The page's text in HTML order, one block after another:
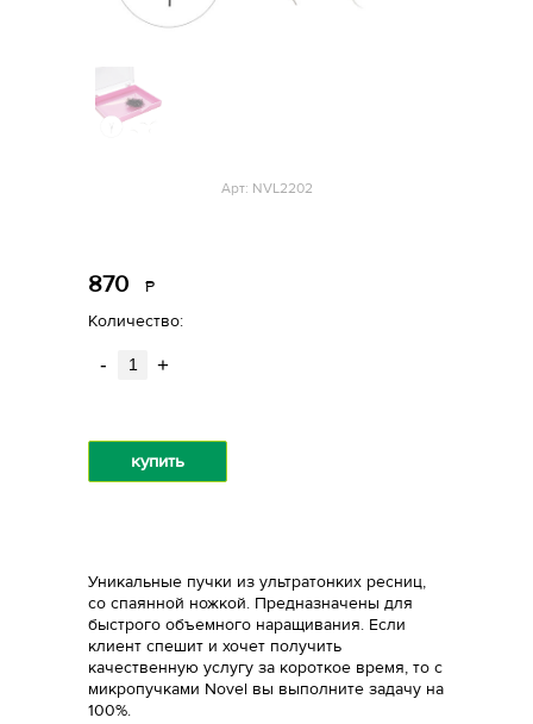
Арт: NVL2202
870 Р
Количество:
- +
купить
Уникальные пучки из ультратонких ресниц,
со спаянной ножкой. Предназначены для
быстрого объемного наращивания. Если
клиент спешит и хочет получить
качественную услугу за короткое время, то c
микропучками Novel вы выполните задачу на
100%.